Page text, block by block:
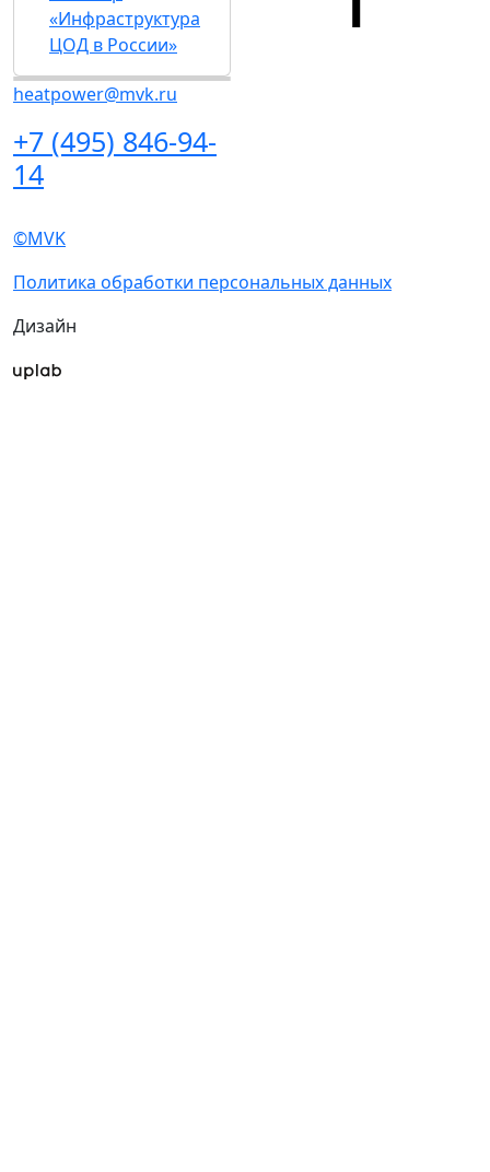
«Инфраструктура
ЦОД в России»
heatpower@mvk.ru
+7 (495) 846-94-
14
©MVK
Политика обработки персональных данных
Дизайн